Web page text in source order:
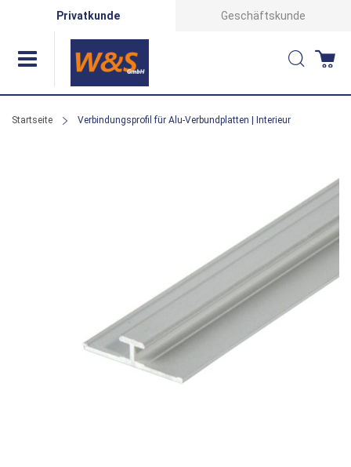
Privatkunde Geschäftskunde
Suche
Startseite Verbindungsprofil für Alu-Verbundplatten | Interieur